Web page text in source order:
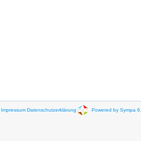
Impressum Datenschutzerklärung Powered by Sympa